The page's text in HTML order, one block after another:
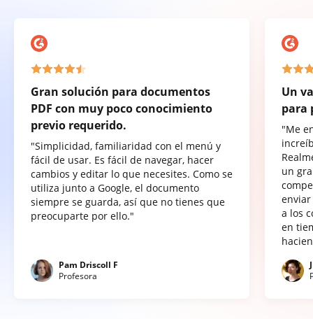
Gran solución para documentos
PDF con muy poco conocimiento
previo requerido.
"Simplicidad, familiaridad con el menú y
fácil de usar. Es fácil de navegar, hacer
cambios y editar lo que necesites. Como se
utiliza junto a Google, el documento
siempre se guarda, así que no tienes que
preocuparte por ello."
Pam Driscoll F
Profesora
Un
para
"Me
un
a los
en